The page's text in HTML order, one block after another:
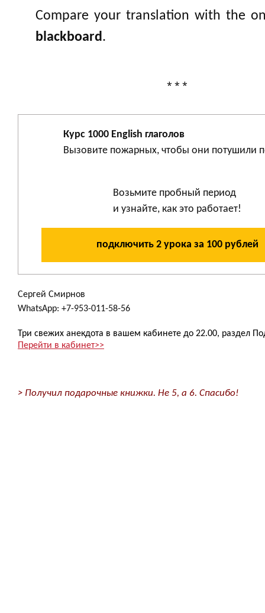
Compare your translation with the
blackboard.
* * *
Курс 1000 English глаголов
Вызовите пожарных, чтобы они потушили
Возьмите пробный период
и узнайте, как это работает!
подключить 2 урока за 100 рублей
Сергей Смирнов
WhatsApp: +7-953-011-58-56
Три свежих анекдота в вашем кабинете до 22.00, раздел
Перейти в кабинет>>
> Получил подарочные книжки. Не 5, а 6. Спасибо!